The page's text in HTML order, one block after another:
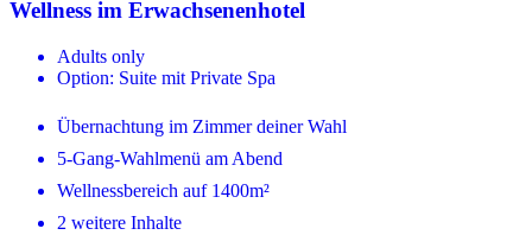
Wellness im Erwachsenenhotel
Adults only
Option: Suite mit Private Spa
Übernachtung im Zimmer deiner Wahl
5-Gang-Wahlmenü am Abend
Wellnessbereich auf 1400m²
2 weitere Inhalte